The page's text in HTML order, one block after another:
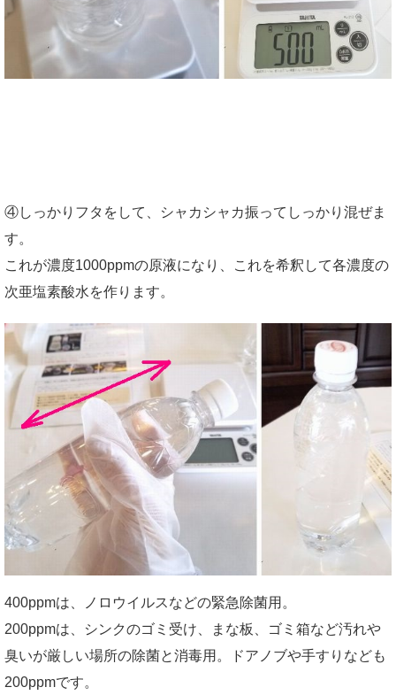
④しっかりフタをして、シャカシャカ振ってしっかり混ぜま
す。
これが濃度1000ppmの原液になり、これを希釈して各濃度の
次亜塩素酸水を作ります。
400ppmは、ノロウイルスなどの緊急除菌用。
200ppmは、シンクのゴミ受け、まな板、ゴミ箱など汚れや
臭いが厳しい場所の除菌と消毒用。ドアノブや手すりなども
200ppmです。